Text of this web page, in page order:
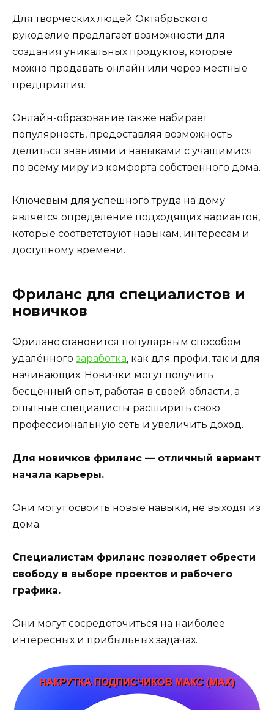
Для творческих людей Октябрьского
рукоделие предлагает возможности для
создания уникальных продуктов, которые
можно продавать онлайн или через местные
предприятия.
Онлайн-образование также набирает
популярность, предоставляя возможность
делиться знаниями и навыками с учащимися
по всему миру из комфорта собственного дома.
Ключевым для успешного труда на дому
является определение подходящих вариантов,
которые соответствуют навыкам, интересам и
доступному времени.
Фриланс для специалистов и
новичков
Фриланс становится популярным способом
удалённого заработка, как для профи, так и для
начинающих. Новички могут получить
бесценный опыт, работая в своей области, а
опытные специалисты расширить свою
профессиональную сеть и увеличить доход.
Для новичков фриланс — отличный вариант
начала карьеры.
Они могут освоить новые навыки, не выходя из
дома.
Специалистам фриланс позволяет обрести
свободу в выборе проектов и рабочего
графика.
Они могут сосредоточиться на наиболее
интересных и прибыльных задачах.